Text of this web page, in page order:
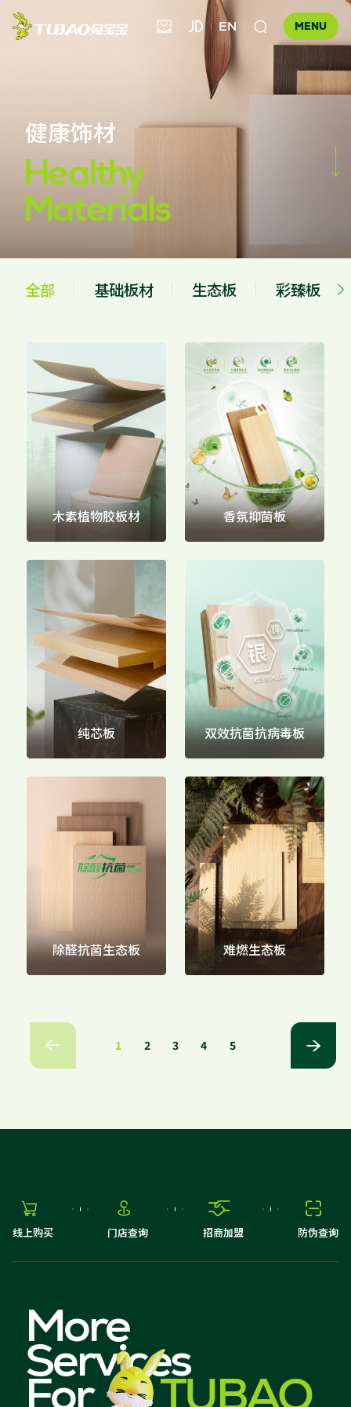
MENU
  EN 
健康饰材
科技木
健康家居
全屋定制
地板
公司介绍
企业文化
发展历程
品牌优势
门店查询
违规投诉
资讯中心
品牌视频
大客户合作
人事招聘
公司公告
公司治理
股票信息
互动交流
健康饰材
Healthy
Materials

板材 科技木 胶粘材料 工装产品
全部 基础板材 生态板 彩臻板 
木素植物胶板材 香氛抑菌板
纯芯板 双效抗菌抗病毒板
除醛抗菌生态板 难燃生态板
 1 2 3 4 5 

线上购买

门店查询

招商加盟

防伪查询
More
Services
For TUBAO